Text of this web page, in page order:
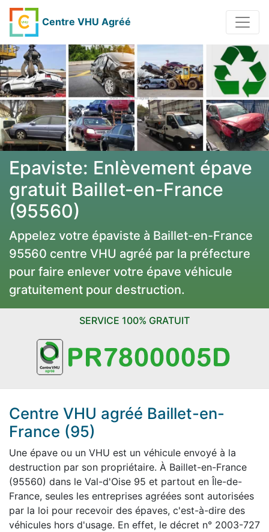
Centre VHU Agréé
Epaviste: Enlèvement épave
gratuit Baillet-en-France
(95560)
Appelez votre épaviste à Baillet-en-France
95560 centre VHU agréé par la préfecture
pour faire enlever votre épave véhicule
gratuitement pour destruction.
SERVICE 100% GRATUIT
Centre VHU agréé Baillet-en-
France (95)
Une épave ou un VHU est un véhicule envoyé à la
destruction par son propriétaire. À Baillet-en-France
(95560) dans le Val-d'Oise 95 et partout en Île-de-
France, seules les entreprises agréées sont autorisées
par la loi pour recevoir des épaves, c'est-à-dire des
véhicules hors d'usage. En effet, le décret n° 2003-727